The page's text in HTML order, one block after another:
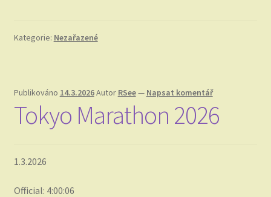
Kategorie: Nezařazené
Publikováno 14.3.2026Autor RSee— Napsat komentář
Tokyo Marathon 2026
1.3.2026
Official: 4:00:06